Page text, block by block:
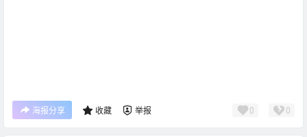
海报分享 收藏 举报 0 0